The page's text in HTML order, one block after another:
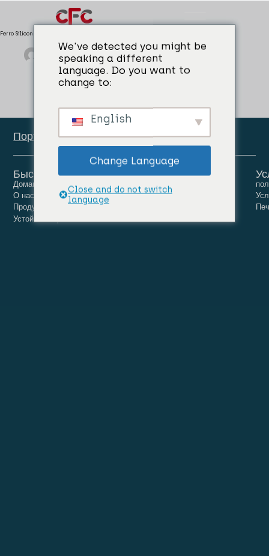
Ferro Silicon
admin 04/04/2024 Ферросплавы
Портал сотрудников
Быстрые ссылки
Домашняя страница
О нас
Продукты
Устойчивое развитие
НовостиСвязаться с нами
We've detected you might be
speaking a different
language. Do you want to
change to:
English
Change Language
Close and do not switch
language